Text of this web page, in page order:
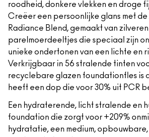
roodheid, donkere vlekken en droge
Creëer een persoonlijke glans met
Radiance Blend, gemaakt van
parelmoerdeeltjes die speciaal zijn
unieke ondertonen van een lichte en
Verkrijgbaar in 56 stralende tinten
recyclebare glazen foundationfles is
heeft een dop die voor 30% uit PCR
Een hydraterende, licht stralende en
foundation die zorgt voor +209%
hydratatie, een medium,